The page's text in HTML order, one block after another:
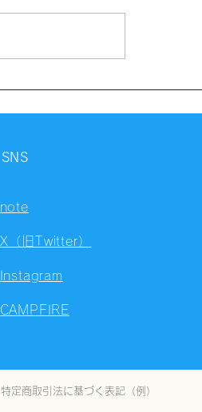
SNS
note
X（旧Twitter）
Instagram
CAMPFIRE
特定商取引法に基づく表記（例）